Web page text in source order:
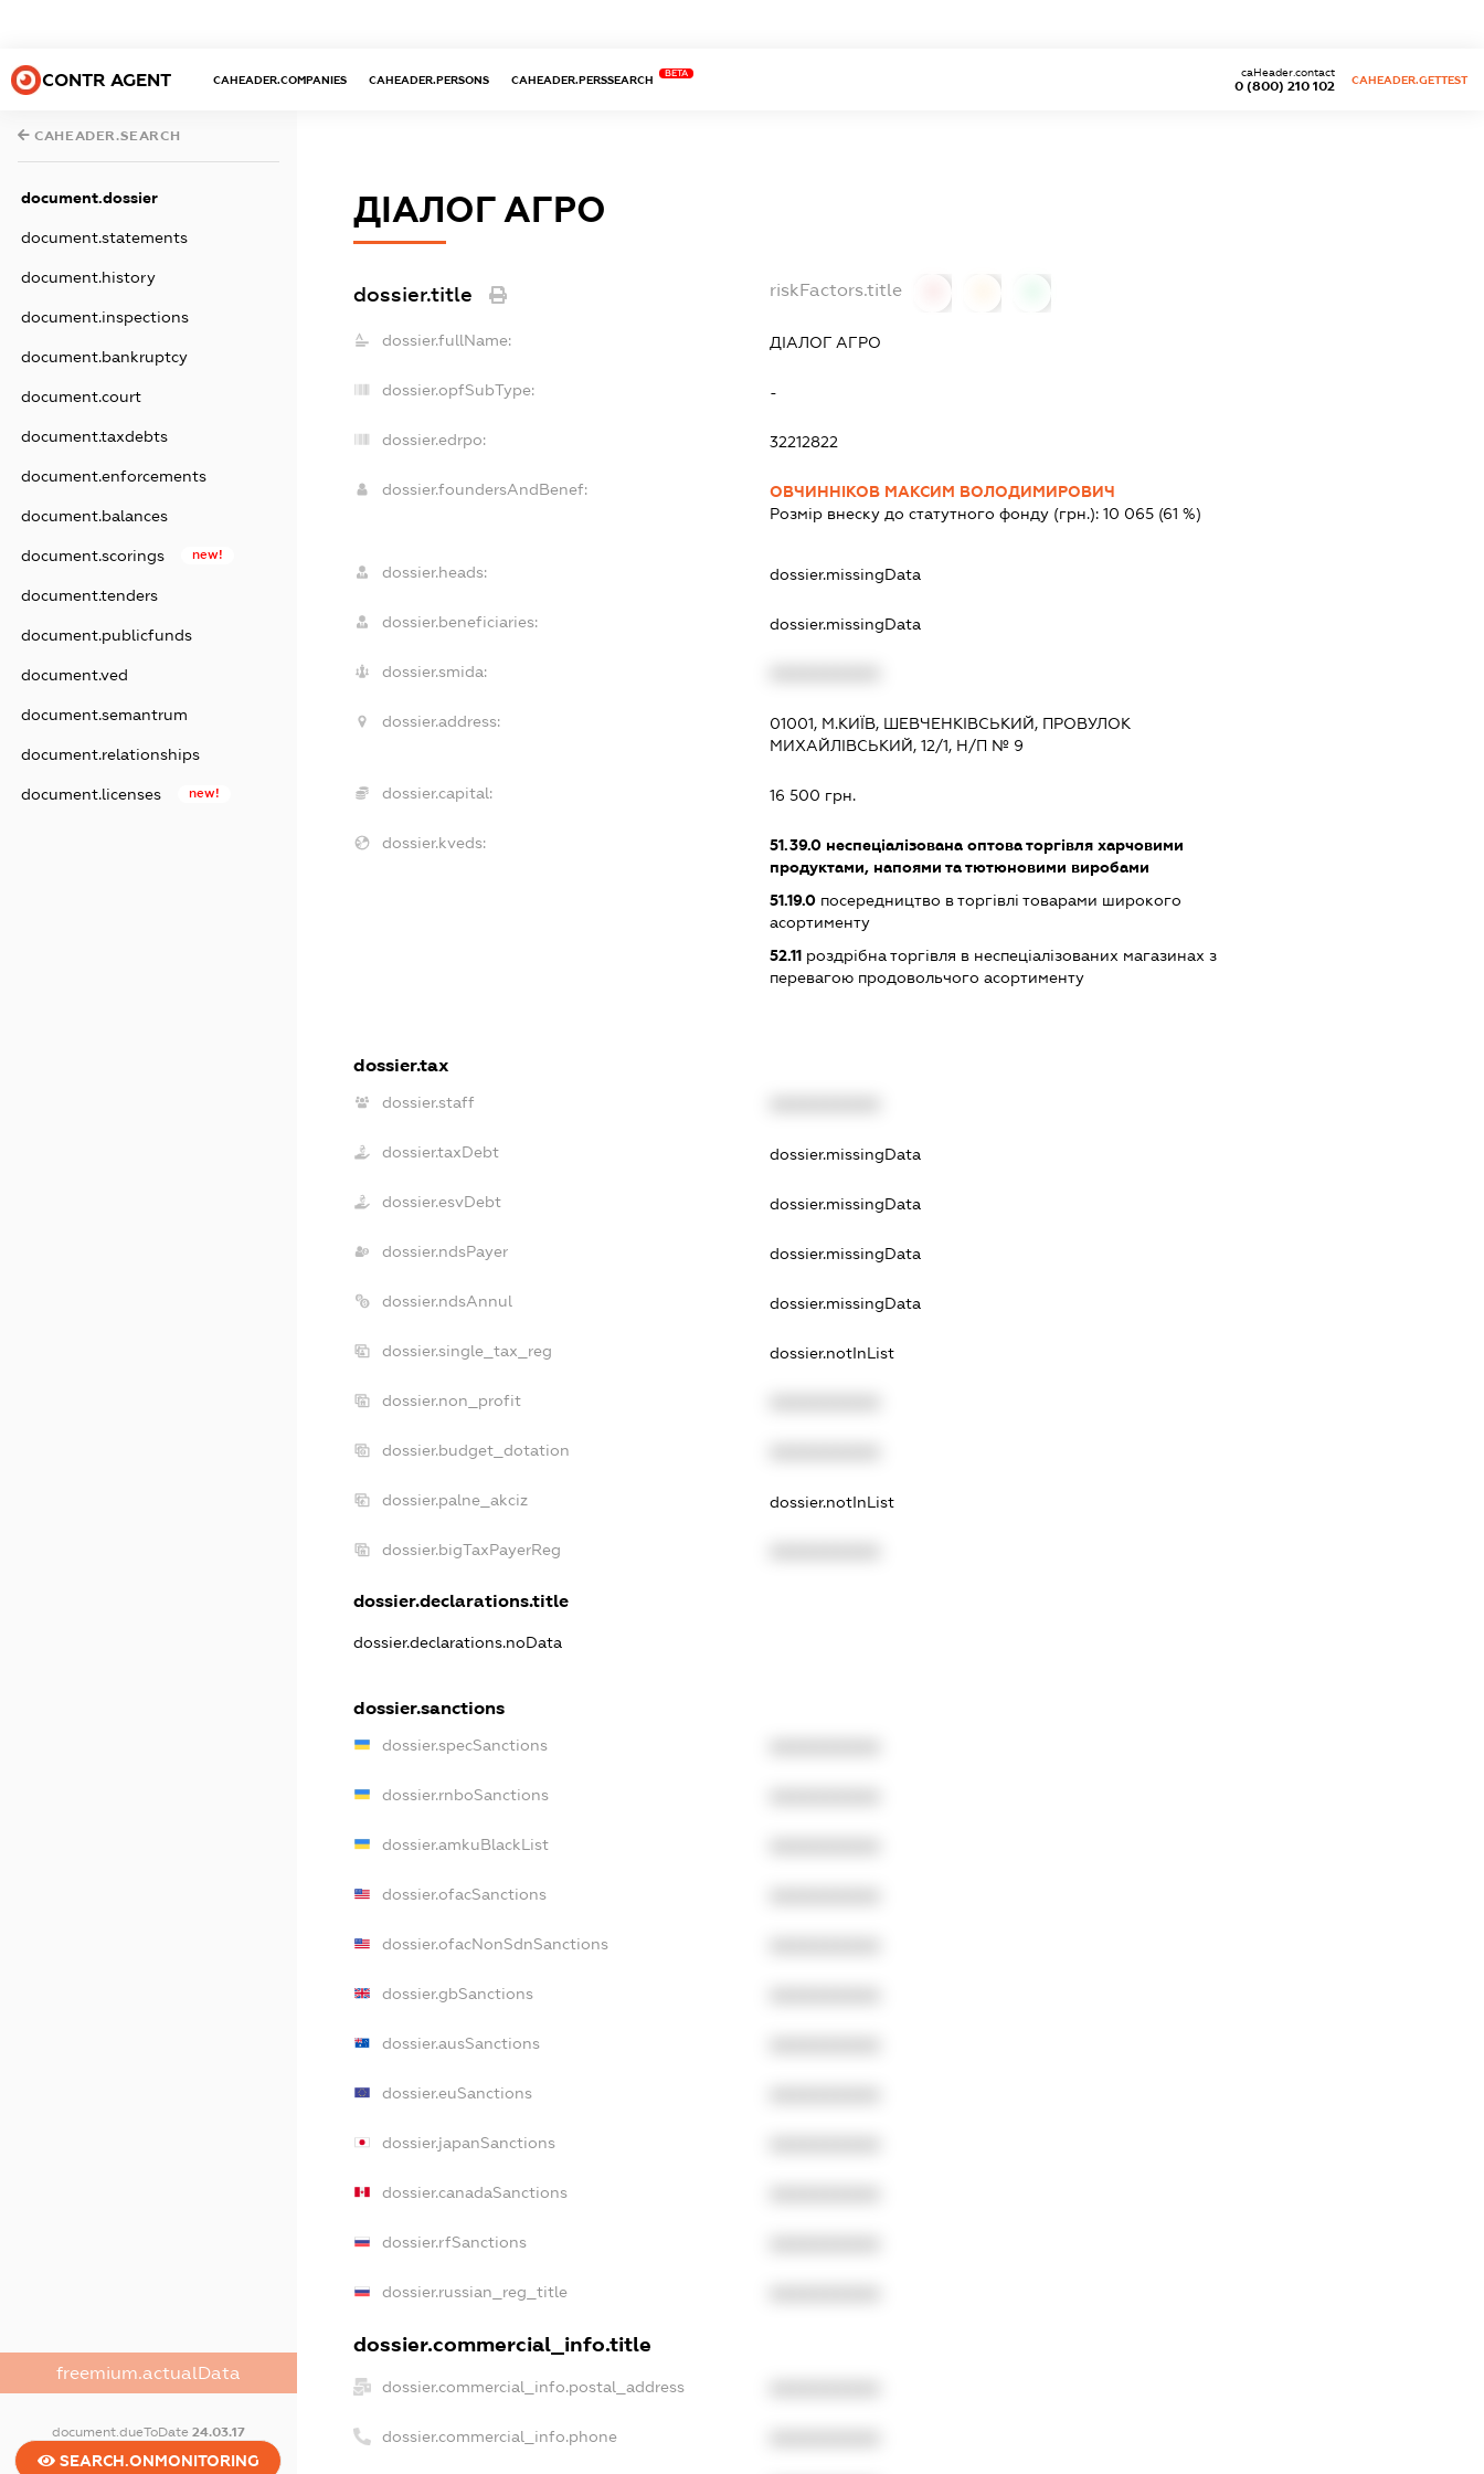
CONTR AGENT CAHEADER.COMPANIES CAHEADER.PERSONS CAHEADER.PERSSEARCH
BETA
0 (800) 210 102
caHeader.contact
CAHEADER.GETTEST
CAHEADER.SEARCH
document.dossier
document.statements
document.history
document.inspections
document.bankruptcy
document.court
document.taxdebts
document.enforcements
document.balances
document.scorings new!
document.tenders
document.publicfunds
document.ved
document.semantrum
document.relationships
document.licenses new!
freemium.actualData
document.dueToDate 24.03.17
SEARCH.ONMONITORING
ДІАЛОГ АГРО
dossier.title riskFactors.title
dossier.fullName: ДІАЛОГ АГРО
dossier.opfSubType: -
dossier.edrpo: 32212822
dossier.foundersAndBenef:
ОВЧИННІКОВ МАКСИМ ВОЛОДИМИРОВИЧ
Розмір внеску до статутного фонду (грн.):10 065 (61 %)
dossier.heads: dossier.missingData
dossier.beneficiaries: dossier.missingData
dossier.smida:
dossier.address:
01001, М.КИЇВ, ШЕВЧЕНКІВСЬКИЙ, ПРОВУЛОК
МИХАЙЛІВСЬКИЙ, 12/1, Н/П № 9
dossier.capital: 16 500 грн.
dossier.kveds: 51.39.0 неспеціалізована оптова торгівля харчовими
продуктами, напоями та тютюновими виробами
51.19.0 посередництво в торгівлі товарами широкого
асортименту
52.11 роздрібна торгівля в неспеціалізованих магазинах з
перевагою продовольчого асортименту
dossier.tax
dossier.staff
dossier.taxDebt dossier.missingData
dossier.esvDebt dossier.missingData
dossier.ndsPayer dossier.missingData
dossier.ndsAnnul dossier.missingData
dossier.single_tax_reg dossier.notInList
dossier.non_profit
dossier.budget_dotation
dossier.palne_akciz dossier.notInList
dossier.bigTaxPayerReg
dossier.declarations.title
dossier.declarations.noData
dossier.sanctions
dossier.specSanctions
dossier.rnboSanctions
dossier.amkuBlackList
dossier.ofacSanctions
dossier.ofacNonSdnSanctions
dossier.gbSanctions
dossier.ausSanctions
dossier.euSanctions
dossier.japanSanctions
dossier.canadaSanctions
dossier.rfSanctions
dossier.russian_reg_title
dossier.commercial_info.title
dossier.commercial_info.postal_address
dossier.commercial_info.phone